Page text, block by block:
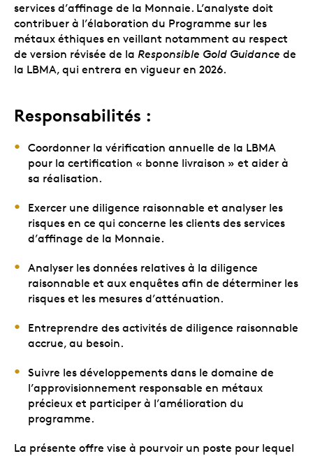
services d’affinage de la Monnaie. L’analyste doit
contribuer à l’élaboration du Programme sur les
métaux éthiques en veillant notamment au respect
de version révisée de la Responsible Gold Guidance de
la LBMA, qui entrera en vigueur en 2026.
Responsabilités :
Coordonner la vérification annuelle de la LBMA
pour la certification « bonne livraison » et aider à
sa réalisation.
Exercer une diligence raisonnable et analyser les
risques en ce qui concerne les clients des services
d’affinage de la Monnaie.
Analyser les données relatives à la diligence
raisonnable et aux enquêtes afin de déterminer les
risques et les mesures d’atténuation.
Entreprendre des activités de diligence raisonnable
accrue, au besoin.
Suivre les développements dans le domaine de
l’approvisionnement responsable en métaux
précieux et participer à l’amélioration du
programme.
La présente offre vise à pourvoir un poste pour lequel